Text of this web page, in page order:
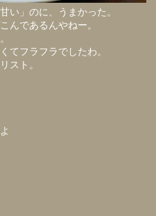
」のに、うまかった。
んであるんやねー。
てフラフラでしたわ。
スト。